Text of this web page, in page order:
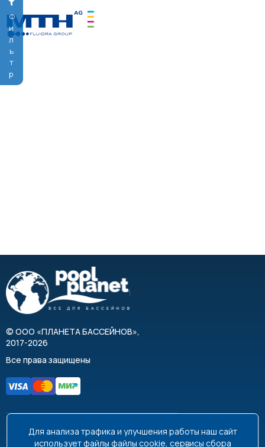
Фильтр
© ООО «ПЛАНЕТА БАССЕЙНОВ»,
2017-2026
Все права защищены
8 495 663-99-48 8 800 350-99-08
Для анализа трафика и улучшения работы наш сайт
использует файлы файлы cookie, сервисы сбора